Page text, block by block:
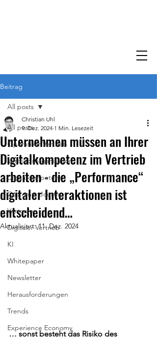
Beitrag
All posts
Operativer Vertrieb
Vertriebsorganisation
Digitalkompetenz
Customer Journey
Vertrauen
Digitaler Vertrieb
KI
Whitepaper
Newsletter
Herausforderungen
Trends
Experience Economy
All posts
Unternehmen müssen an Ihrer
Digitalkompetenz im Vertrieb
arbeiten - die „Performance“
digitaler Interaktionen ist
entscheidend…
Christian Uhl
9. Dez. 2024 1 Min. Lesezeit
Aktualisiert:11. Dez. 2024
… sonst besteht das Risiko des